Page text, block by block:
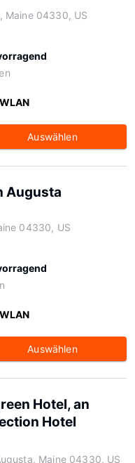
Maine 04330, US
Auswählen
Augusta
04330, US
Auswählen
Hotel, an
Hotel
Maine 04330, US